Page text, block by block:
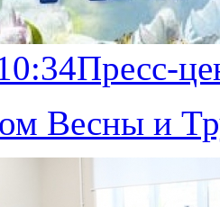
Пресс-
Весны и